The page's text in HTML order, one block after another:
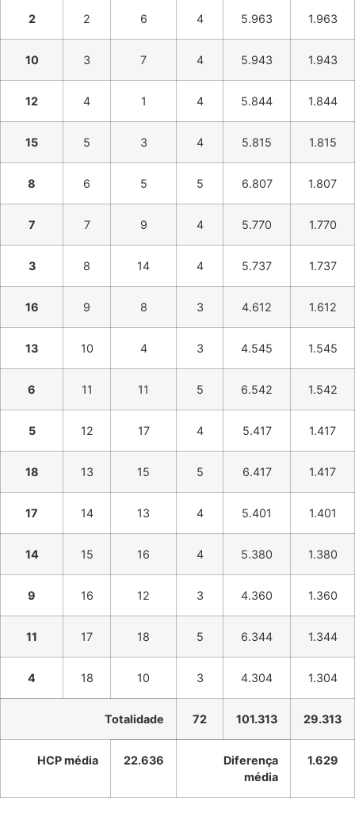
2 2 6 4 5.963 1.963
10 3 7 4 5.943 1.943
12 4 1 4 5.844 1.844
15 5 3 4 5.815 1.815
8 6 5 5 6.807 1.807
7 7 9 4 5.770 1.770
3 8 14 4 5.737 1.737
16 9 8 3 4.612 1.612
13 10 4 3 4.545 1.545
6 11 11 5 6.542 1.542
5 12 17 4 5.417 1.417
18 13 15 5 6.417 1.417
17 14 13 4 5.401 1.401
14 15 16 4 5.380 1.380
9 16 12 3 4.360 1.360
11 17 18 5 6.344 1.344
4 18 10 3 4.304 1.304
Totalidade 72 101.313 29.313
HCP média 22.636
Diferença
média
1.629